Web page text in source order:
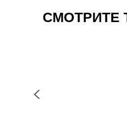
СМОТРИТЕ